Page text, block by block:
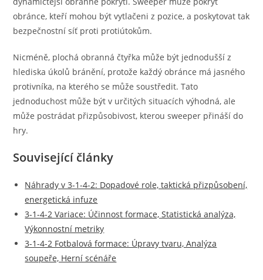
obránce, kteří mohou být vytlačeni z pozice, a poskytovat tak
bezpečnostní síť proti protiútokům.
Nicméně, plochá obranná čtyřka může být jednodušší z
hlediska úkolů bránění, protože každý obránce má jasného
protivníka, na kterého se může soustředit. Tato
jednoduchost může být v určitých situacích výhodná, ale
může postrádat přizpůsobivost, kterou sweeper přináší do
hry.
Související články
Náhrady v 3-1-4-2: Dopadové role, taktická přizpůsobení,
energetická infuze
3-1-4-2 Variace: Účinnost formace, Statistická analýza,
Výkonnostní metriky
3-1-4-2 Fotbalová formace: Úpravy tvaru, Analýza
soupeře, Herní scénáře